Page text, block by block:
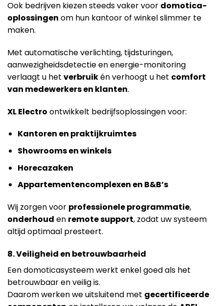
Ook bedrijven kiezen steeds vaker voor domotica-
oplossingen om hun kantoor of winkel slimmer te
maken.
Met automatische verlichting, tijdsturingen,
aanwezigheidsdetectie en energie-monitoring
verlaagt u het verbruikén verhoogt u het comfort
van medewerkers en klanten.
XL Electro ontwikkelt bedrijfsoplossingen voor:
Kantoren en praktijkruimtes
Showrooms en winkels
Horecazaken
Appartementencomplexen en B&B’s
Wij zorgen voor professionele programmatie,
onderhoud en remote support, zodat uw systeem
altijd optimaal presteert.
8. Veiligheid en betrouwbaarheid
Een domoticasysteem werkt enkel goed als het
betrouwbaar en veilig is.
Daarom werken we uitsluitend met gecertificeerde